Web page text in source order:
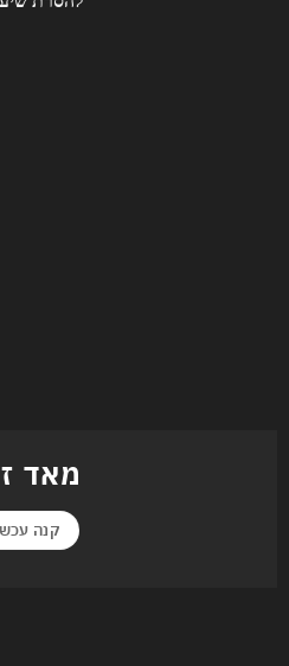
מאד זירו
קנה עכשיו